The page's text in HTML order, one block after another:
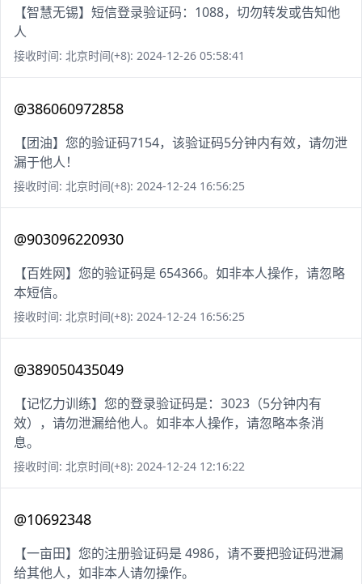
【智慧无锡】短信登录验证码：1088，切勿转发或告知他
人
接收时间: 北京时间(+8): 2024-12-26 05:58:41
@386060972858
【团油】您的验证码7154，该验证码5分钟内有效，请勿泄
漏于他人！
接收时间: 北京时间(+8): 2024-12-24 16:56:25
@903096220930
【百姓网】您的验证码是 654366。如非本人操作，请忽略
本短信。
接收时间: 北京时间(+8): 2024-12-24 16:56:25
@389050435049
【记忆力训练】您的登录验证码是：3023（5分钟内有
效），请勿泄漏给他人。如非本人操作，请忽略本条消
息。
接收时间: 北京时间(+8): 2024-12-24 12:16:22
@10692348
【一亩田】您的注册验证码是 4986，请不要把验证码泄漏
给其他人，如非本人请勿操作。